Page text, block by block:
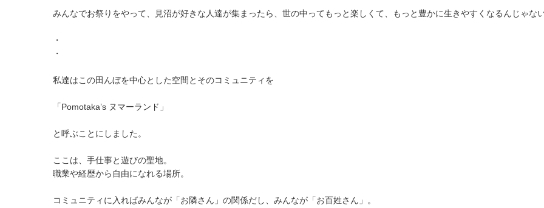
みんなでお祭りをやって、見沼が好きな人達が集まったら、世の中ってもっと楽しくて、もっと豊かに生きやすくなるんじゃない
・
・
私達はこの田んぼを中心とした空間とそのコミュニティを
「Pomotaka’s ヌマーランド」
と呼ぶことにしました。
ここは、手仕事と遊びの聖地。
職業や経歴から自由になれる場所。
コミュニティに入ればみんなが「お隣さん」の関係だし、みんなが「お百姓さん」。